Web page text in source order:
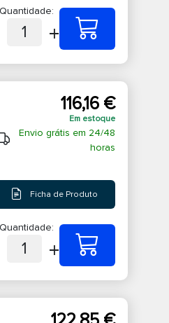
Quantidade:
1 +
116,16 €
Em estoque
Envio grátis em 24/48
horas
Ficha de Produto
Quantidade:
1 +